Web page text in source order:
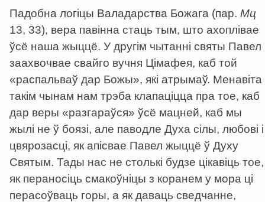
Падобна логіцы Валадарства Божага (пар. Мц
13, 33), вера павінна стаць тым, што ахоплівае
ўсё наша жыццё. У другім чытанні святы Павел
заахвочвае свайго вучня Цімафея, каб той
«распальваў дар Божы», які атрымаў. Менавіта
такім чынам нам трэба клапаціцца пра тое, каб
дар веры «разгараўся» ўсё мацней, каб мы
жылі не ў боязі, але паводле Духа сілы, любові і
цвярозасці, як апісвае Павел жыццё ў Духу
Святым. Тады нас не столькі будзе цікавіць тое,
як пераносіць смакоўніцы з коранем у мора ці
перасоўваць горы, а як даваць сведчанне,